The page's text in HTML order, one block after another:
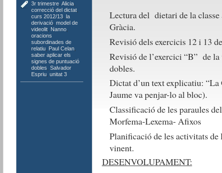
3r trimestre, Alicia,
correcció del dictat,
curs 2012/13, la
derivació, model de
videolit, Nanno,
oracions
subordinades de
relatiu, Paul Celan,
saber aplicar els
signes de puntuació
dobles Salvador
Espriu, unitat 3
Lectura del dietari de la classe
Gràcia.
Revisió dels exercicis 12 i 13
Revisió de l’exercici “B” de
dobles.
Dictat d’un text explicatiu: “La
Jaume va penjar-lo al bloc).
Classificació de les paraules
Morfema-Lexema- Afixos
Planificació de les activitats de
vinent.
DESENVOLUPAMENT: